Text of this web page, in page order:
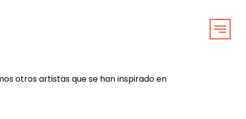
otros artistas que se han inspirado en